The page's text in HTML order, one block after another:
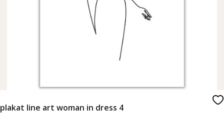
plakat line art woman in dress 4